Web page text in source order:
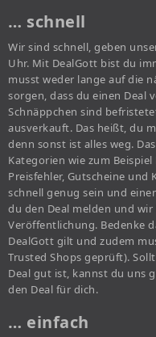
… schnell
Wir sind schnell, geben
Uhr. Mit DealGott bist du
musst weder lange auf die
sorgen, dass du einen Deal
Schnäppchen sind
ausverkauft. Das heißt, du
denn sonst ist alles weg.
Kategorien wie zum
Preisfehler, Gutscheine und
schnell genug sein und
du den Deal melden und
Veröffentlichung. Bedenke
DealGott gilt und zudem
Trusted Shops geprüft).
Deal gut ist, kannst du uns
den Deal für dich.
… einfach